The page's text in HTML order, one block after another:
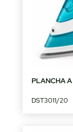
PLANCHA
DST3011/20